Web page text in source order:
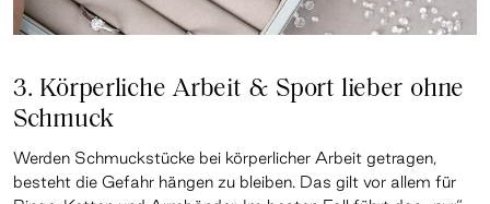
3. Körperliche Arbeit & Sport lieber ohne
Schmuck
Werden Schmuckstücke bei körperlicher Arbeit getragen,
besteht die Gefahr hängen zu bleiben. Das gilt vor allem für